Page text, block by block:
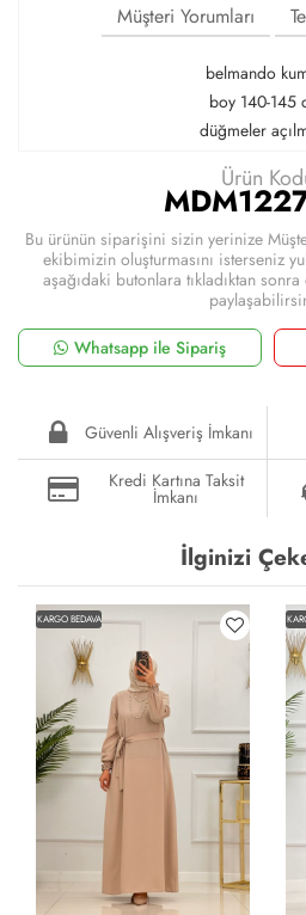
Müşteri Yorumları
belmando
boy 140-145
düğmeler
Ürün
Bu ürünün siparişini sizin yerinize
ekibimizin oluşturmasını isterseniz
aşağıdaki butonlara tıkladıktan
Whatsapp ile Sipariş
Güvenli Alışveriş İmkanı
Kredi Kartına Taksit
İmkanı
İlginizi
KARGO BEDAVA